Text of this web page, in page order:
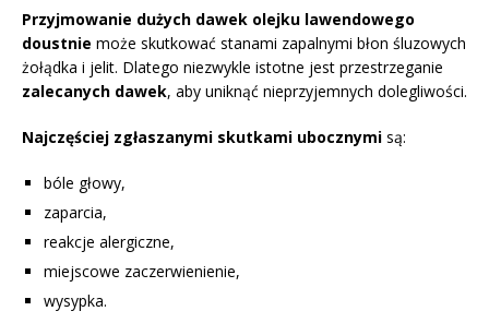
Przyjmowanie dużych dawek olejku lawendowego
doustnie może skutkować stanami zapalnymi błon śluzowych
żołądka i jelit. Dlatego niezwykle istotne jest przestrzeganie
zalecanych dawek, aby uniknąć nieprzyjemnych dolegliwości.
Najczęściej zgłaszanymi skutkami ubocznymi są:
bóle głowy,
zaparcia,
reakcje alergiczne,
miejscowe zaczerwienienie,
wysypka.